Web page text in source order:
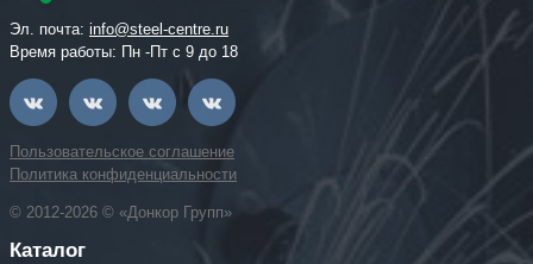
Эл. почта: info@steel-centre.ru
Время работы: Пн -Пт с 9 до 18
Пользовательское соглашение
Политика конфиденциальности
© 2012-2026 © «Донкор Групп»
Каталог